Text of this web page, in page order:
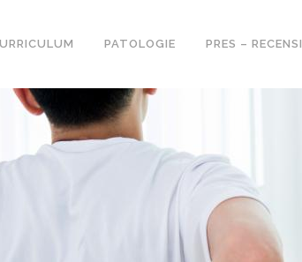
PATOLOGIE PRES –